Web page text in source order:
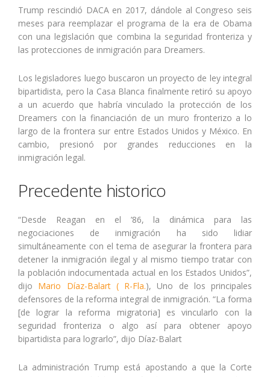
Trump rescindió DACA en 2017, dándole al Congreso seis
meses para reemplazar el programa de la era de Obama
con una legislación que combina la seguridad fronteriza y
las protecciones de inmigración para Dreamers.
Los legisladores luego buscaron un proyecto de ley integral
bipartidista, pero la Casa Blanca finalmente retiró su apoyo
a un acuerdo que habría vinculado la protección de los
Dreamers con la financiación de un muro fronterizo a lo
largo de la frontera sur entre Estados Unidos y México. En
cambio, presionó por grandes reducciones en la
inmigración legal.
Precedente historico
“Desde Reagan en el ’86, la dinámica para las
negociaciones de inmigración ha sido lidiar
simultáneamente con el tema de asegurar la frontera para
detener la inmigración ilegal y al mismo tiempo tratar con
la población indocumentada actual en los Estados Unidos”,
dijo Mario Díaz-Balart ( R-Fla.), Uno de los principales
defensores de la reforma integral de inmigración. “La forma
[de lograr la reforma migratoria] es vincularlo con la
seguridad fronteriza o algo así para obtener apoyo
bipartidista para lograrlo”, dijo Díaz-Balart
La administración Trump está apostando a que la Corte